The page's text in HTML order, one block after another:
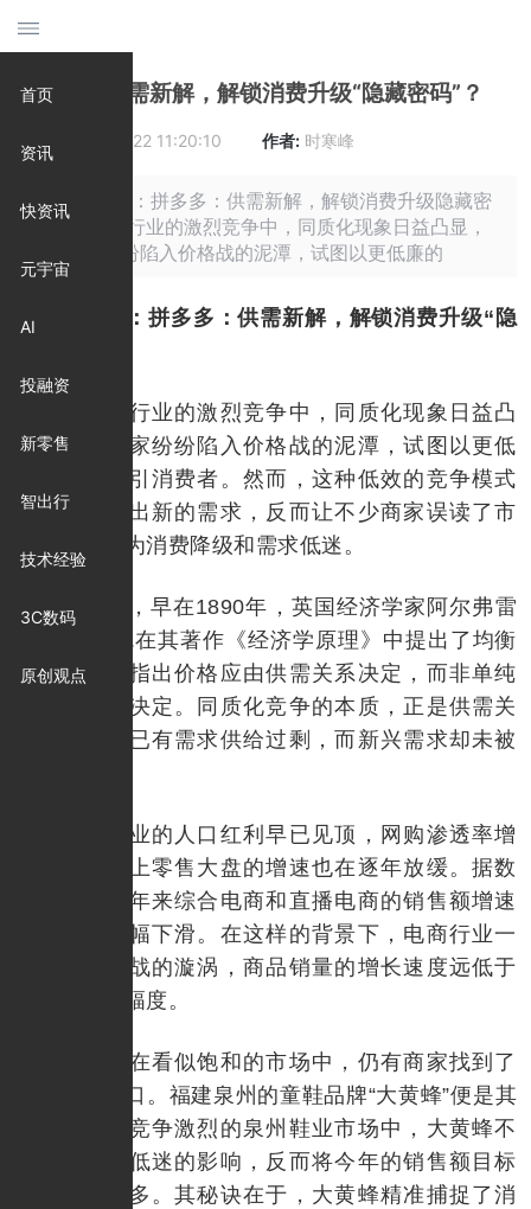
首页
资讯
快资讯
元宇宙
AI
投融资
新零售
智出行
技术经验
3C数码
原创观点
拼多多：供需新解，解锁消费升级“隐藏密码”？
时间: 2025-06-22 11:20:10 作者: 时寒峰
摘要: 原标题：拼多多：供需新解，解锁消费升级隐藏密
码？ 在电商行业的激烈竞争中，同质化现象日益凸显，
众多商家纷纷陷入价格战的泥潭，试图以更低廉的
原标题：拼多多：供需新解，解锁消费升级“隐
在电商行业的激烈竞争中，同质化现象日益凸
显，众多商家纷纷陷入价格战的泥潭，试图以更低
廉的价格吸引消费者。然而，这种低效的竞争模式
并未能创造出新的需求，反而让不少商家误读了市
场信号，认为消费降级和需求低迷。
实际上，早在1890年，英国经济学家阿尔弗雷
德·马歇尔就在其著作《经济学原理》中提出了均衡
价格理论，指出价格应由供需关系决定，而非单纯
由劳动成本决定。同质化竞争的本质，正是供需关
系的错配：已有需求供给过剩，而新兴需求却未被
电商行业的人口红利早已见顶，网购渗透率增
长缓慢，网上零售大盘的增速也在逐年放缓。据数
据显示，近年来综合电商和直播电商的销售额增速
均出现了大幅下滑。在这样的背景下，电商行业一
度陷入价格战的漩涡，商品销量的增长速度远低于
价格下探的幅度。
然而，在看似饱和的市场中，仍有商家找到了
增长的突破口。福建泉州的童鞋品牌“大黄蜂”便是其
中之一。在竞争激烈的泉州鞋业市场中，大黄蜂不
仅未受行业低迷的影响，反而将今年的销售额目标
上调了三倍多。其秘诀在于，大黄蜂精准捕捉了消